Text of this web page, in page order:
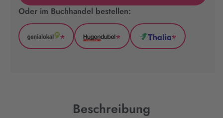
Oder im Buchhandel bestellen:
GenialLokal
*
Hugendubel
*
Thalia
*
Beschreibung